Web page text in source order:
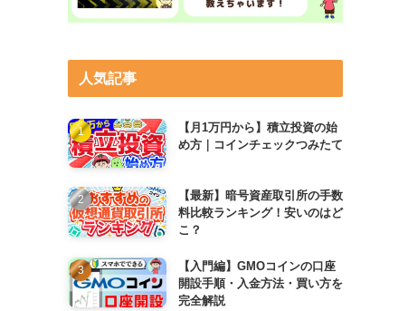
人気記事
【月1万円から】積立投資の始
め方｜コインチェックつみたて
【最新】暗号資産取引所の手数
料比較ランキング！安いのはど
こ？
【入門編】GMOコインの口座
開設手順・入金方法・買い方を
完全解説